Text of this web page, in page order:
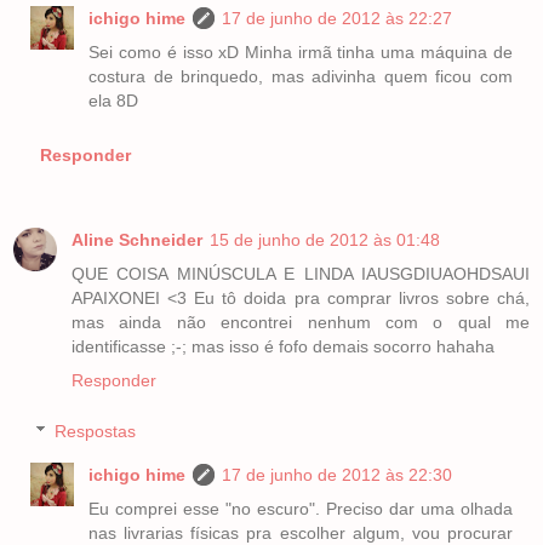
ichigo hime
17 de junho de 2012 às 22:27
Sei como é isso xD Minha irmã tinha uma máquina de
costura de brinquedo, mas adivinha quem ficou com
ela 8D
Responder
Aline Schneider 15 de junho de 2012 às 01:48
QUE COISA MINÚSCULA E LINDA IAUSGDIUAOHDSAUI
APAIXONEI <3 Eu tô doida pra comprar livros sobre chá,
mas ainda não encontrei nenhum com o qual me
identificasse ;-; mas isso é fofo demais socorro hahaha
Responder
Respostas
ichigo hime
17 de junho de 2012 às 22:30
Eu comprei esse "no escuro". Preciso dar uma olhada
nas livrarias físicas pra escolher algum, vou procurar